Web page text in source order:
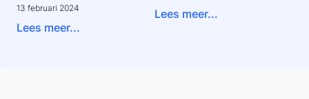
13 februari 2024
Lees meer...
Lees meer...